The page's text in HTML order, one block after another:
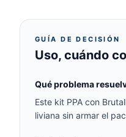
GUÍA DE DECISIÓN
Uso, cuándo
Qué problema
Este kit PPA con
liviana sin armar el